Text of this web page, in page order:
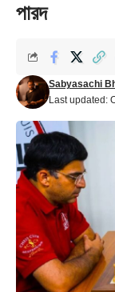
পারদ
Last updated:
Sabyasachi